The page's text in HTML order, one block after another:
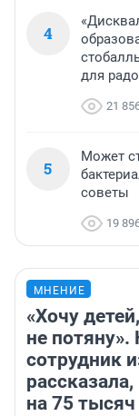
4
для
21
5
Может
советы
19
МНЕНИЕ
«Хочу
не
сотрудник
на 75